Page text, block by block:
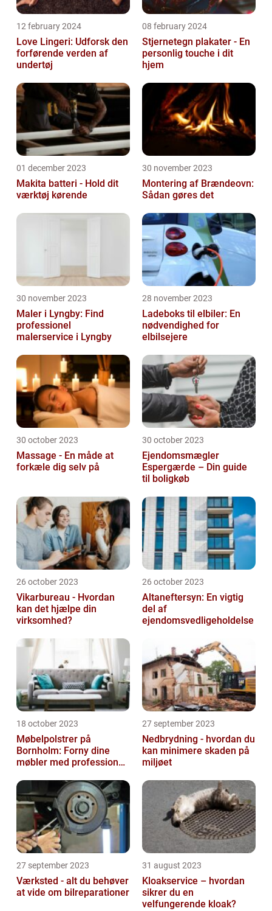
12 february 2024
Love Lingeri: Udforsk den
forførende verden af
undertøj
08 february 2024
Stjernetegn plakater - En
personlig touche i dit
hjem
01 december 2023
Makita batteri - Hold dit
værktøj kørende
30 november 2023
Montering af Brændeovn:
Sådan gøres det
30 november 2023
Maler i Lyngby: Find
professionel
malerservice i Lyngby
28 november 2023
Ladeboks til elbiler: En
nødvendighed for
elbilsejere
30 october 2023
Massage - En måde at
forkæle dig selv på
30 october 2023
Ejendomsmægler
Espergærde – Din guide
til boligkøb
26 october 2023
Vikarbureau - Hvordan
kan det hjælpe din
virksomhed?
26 october 2023
Altaneftersyn: En vigtig
del af
ejendomsvedligeholdelse
18 october 2023
Møbelpolstrer på
Bornholm: Forny dine
møbler med professionel
27 september 2023
Nedbrydning - hvordan du
kan minimere skaden på
miljøet
27 september 2023
Værksted - alt du behøver
at vide om bilreparationer
31 august 2023
Kloakservice – hvordan
sikrer du en
velfungerende kloak?